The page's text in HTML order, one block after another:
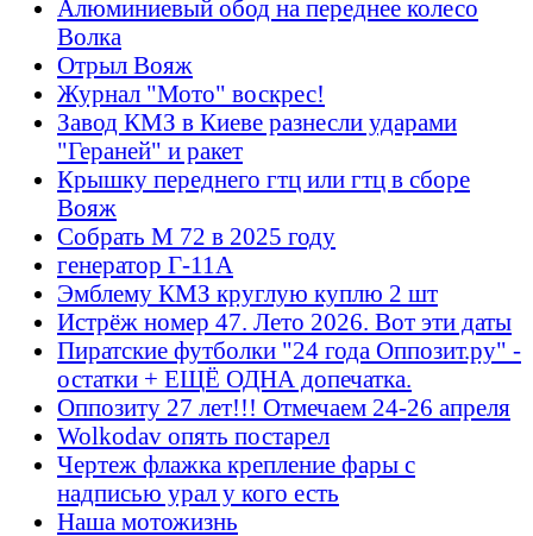
Алюминиевый обод на переднее колесо
Волка
Отрыл Вояж
Журнал "Мото" воскрес!
Завод КМЗ в Киеве разнесли ударами
"Гераней" и ракет
Крышку переднего гтц или гтц в сборе
Вояж
Собрать М 72 в 2025 году
генератор Г-11А
Эмблему КМЗ круглую куплю 2 шт
Истрёж номер 47. Лето 2026. Вот эти даты
Пиратские футболки "24 года Оппозит.ру" -
остатки + ЕЩЁ ОДНА допечатка.
Оппозиту 27 лет!!! Отмечаем 24-26 апреля
Wolkodav опять постарел
Чертеж флажка крепление фары с
надписью урал у кого есть
Наша мотожизнь